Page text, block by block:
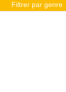
Filtrer par genre